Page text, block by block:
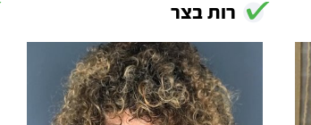
רות בצר